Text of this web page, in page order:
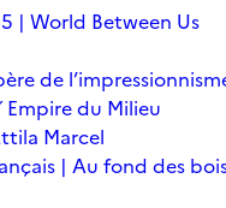
| World Between Us
de
du Milieu
Marcel
| Au fond des